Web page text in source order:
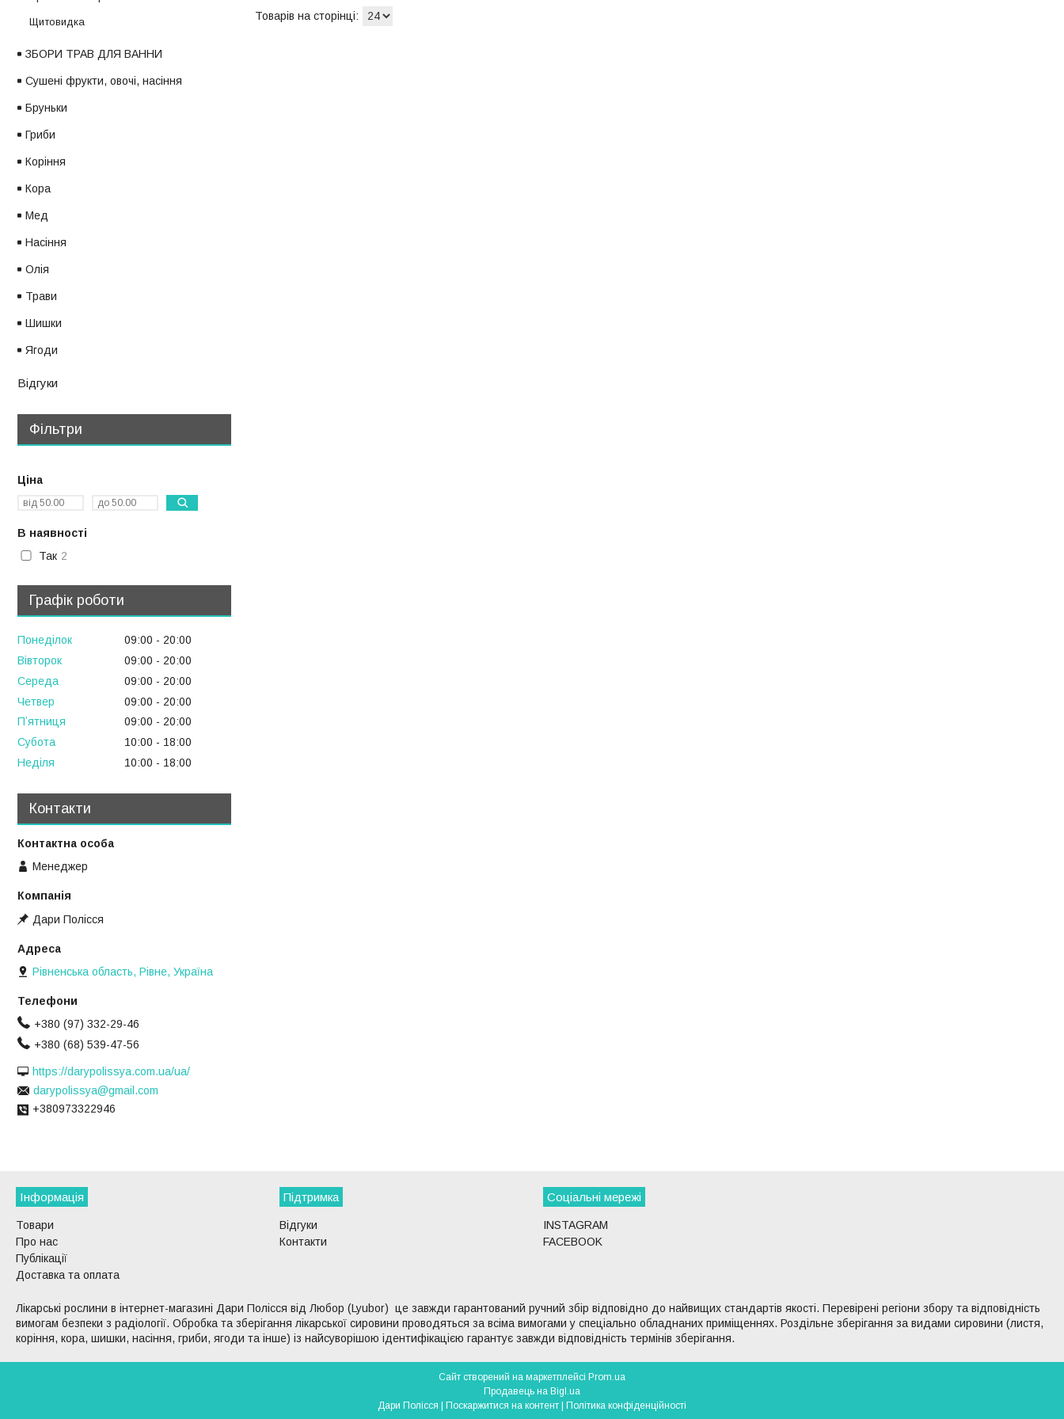
Щитовидка
ЗБОРИ ТРАВ ДЛЯ ВАННИ
Сушені фрукти, овочі, насіння
Бруньки
Гриби
Коріння
Кора
Мед
Насіння
Олія
Трави
Шишки
Ягоди
Відгуки
Фільтри
Ціна
В наявності
Так 2
Графік роботи
Понеділок 09:00
20:00
Вівторок
09:00
20:00
Середа
09:00
20:00
Четвер
09:00
20:00
Пʼятниця
09:00
20:00
Субота
10:00
18:00
Неділя
10:00 18:00
Контакти
Менеджер
Дари Полісся
Рівненська область, Рівне, Україна
+380 (97) 332-29-46
+380 (68) 539-47-56
https://darypolissya.com.ua/ua/
darypolissya@gmail.com
+380973322946
Інформація
Товари
Про нас
Публікації
Доставка та оплата
Підтримка
Відгуки
Контакти
Соціальні мережі
INSTAGRAM
FACEBOOK
Лікарські рослини в інтернет-магазині Дари Полісся від Любор (Lyubor) це завжди гарантований ручний збір відповідно до найвищих стандартів якості. Перевірені регіони збору та відповідність
вимогам безпеки з радіології. Обробка та зберігання лікарської сировини проводяться за всіма вимогами у спеціально обладнаних приміщеннях. Роздільне зберігання за видами сировини (листя,
коріння, кора, шишки, насіння, гриби, ягоди та інше) із найсуворішою ідентифікацією гарантує завжди відповідність термінів зберігання.
Сайт створений на маркетплейсі Prom.ua
Продавець на Bigl.ua
Поскаржитися на контент Політика конфіденційності